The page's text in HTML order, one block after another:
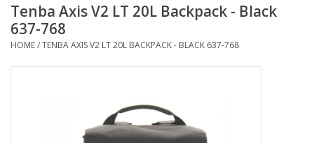
PROMO
Diensten
Tenba Axis V2 LT 20L Backpack - Black
637-768
HOME/TENBA AXIS V2 LT 20L BACKPACK - BLACK 637-768